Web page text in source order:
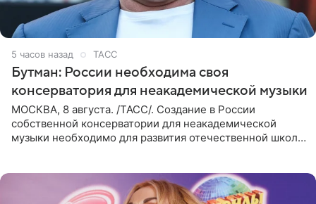
5 часов назад ТАСС
Бутман: России необходима своя
консерватория для неакадемической музыки
МОСКВА, 8 августа. /ТАСС/. Создание в России
собственной консерватории для неакадемической
музыки необходимо для развития отечественной школы